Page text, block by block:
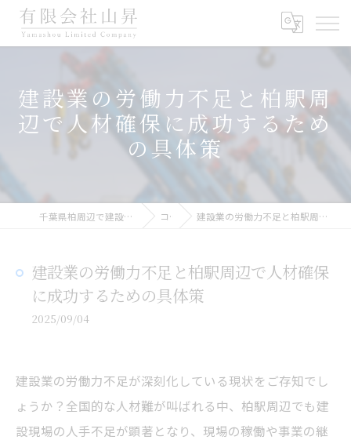
建設業の労働力不足と柏駅周
辺で人材確保に成功するため
の具体策
千葉県柏周辺で建設業の求人なら有限会社山昇 コラム 建設業の労働力不足と柏駅周辺で人材確保に成功するための具体策
建設業の労働力不足と柏駅周辺で人材確保
に成功するための具体策
2025/09/04
建設業の労働力不足が深刻化している現状をご存知でし
ょうか？全国的な人材難が叫ばれる中、柏駅周辺でも建
設現場の人手不足が顕著となり、現場の稼働や事業の継